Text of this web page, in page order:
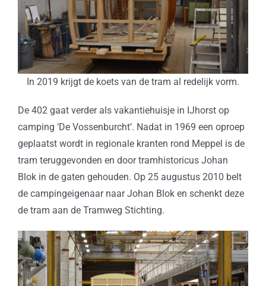
In 2019 krijgt de koets van de tram al redelijk vorm.
De 402 gaat verder als vakantiehuisje in IJhorst op
camping ‘De Vossenburcht’. Nadat in 1969 een oproep
geplaatst wordt in regionale kranten rond Meppel is de
tram teruggevonden en door tramhistoricus Johan
Blok in de gaten gehouden. Op 25 augustus 2010 belt
de campingeigenaar naar Johan Blok en schenkt deze
de tram aan de Tramweg Stichting.